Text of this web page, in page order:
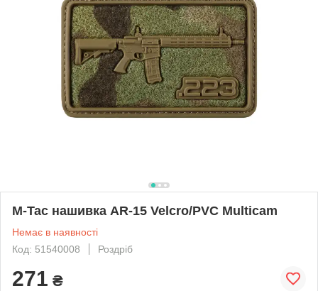
M-Tac нашивка AR-15 Velcro/PVC Multicam
Немає в наявності
Код: 51540008
Роздріб
271 ₴